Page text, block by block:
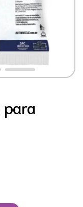
para